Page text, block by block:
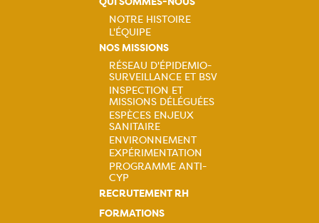
Navigation
principale
NOTRE HISTOIRE
L'ÉQUIPE
NOS MISSIONS
Navigation
principale
RÉSEAU D'ÉPIDEMIO-
SURVEILLANCE ET BSV
INSPECTION ET
MISSIONS DÉLÉGUÉES
ESPÈCES ENJEUX
SANITAIRE
ENVIRONNEMENT
EXPÉRIMENTATION
PROGRAMME ANTI-
CYP
RECRUTEMENT RH
FORMATIONS